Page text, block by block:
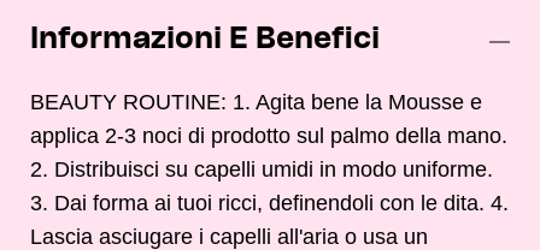
Informazioni E Benefici
BEAUTY ROUTINE: 1. Agita bene la Mousse e
applica 2-3 noci di prodotto sul palmo della mano.
2. Distribuisci su capelli umidi in modo uniforme.
3. Dai forma ai tuoi ricci, definendoli con le dita. 4.
Lascia asciugare i capelli all'aria o usa un